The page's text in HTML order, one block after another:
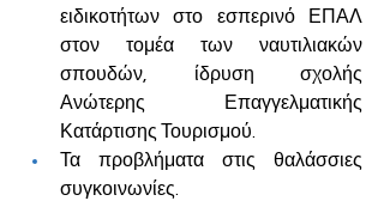
ειδικοτήτων στο εσπερινό ΕΠΑΛ
στον τομέα των ναυτιλιακών
σπουδών, ίδρυση σχολής
Ανώτερης Επαγγελματικής
Κατάρτισης Τουρισμού.
Τα προβλήματα στις θαλάσσιες
συγκοινωνίες.